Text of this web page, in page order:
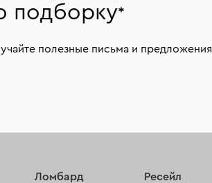
подборку*
полезные письма и предложения
Ломбард Ресейл